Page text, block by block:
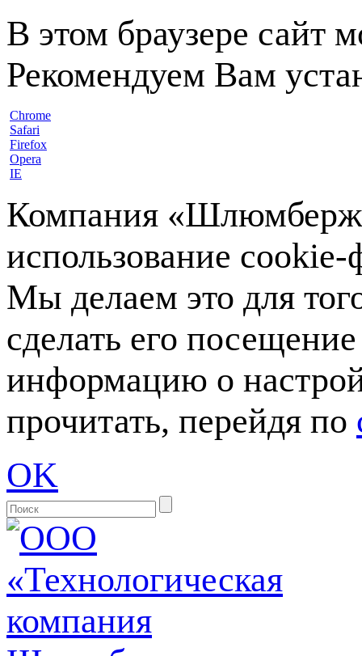
В этом браузере сайт
Рекомендуем Вам
Chrome
Safari
Firefox
Opera
IE
Компания
использование
Мы делаем это для
сделать его
информацию о
прочитать, перейдя по
OK